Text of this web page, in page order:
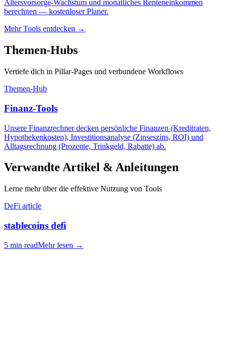
Altersvorsorge-Wachstum und monatliches Renteneinkommen
berechnen — kostenloser Planer.
Mehr Tools entdecken →
Themen-Hubs
Vertiefe dich in Pillar-Pages und verbundene Workflows
Themen-Hub
Finanz-Tools
Unsere Finanzrechner decken persönliche Finanzen (Kreditraten,
Hypothekenkosten), Investitionsanalyse (Zinseszins, ROI) und
Alltagsrechnung (Prozente, Trinkgeld, Rabatte) ab.
Verwandte Artikel & Anleitungen
Lerne mehr über die effektive Nutzung von Tools
DeFi article
stablecoins defi
5 min readMehr lesen →